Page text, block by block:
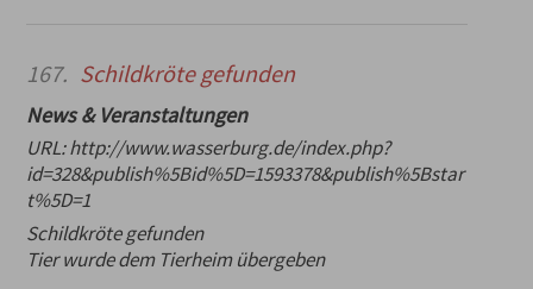
167. Schildkröte gefunden
News & Veranstaltungen
URL:http://www.wasserburg.de/index.php?
id=328&publish%5Bid%5D=1593378&publish%5Bstar
t%5D=1
Schildkröte gefunden
Tier wurde dem Tierheim übergeben